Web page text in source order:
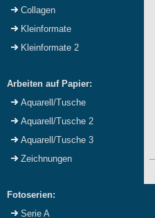
Collagen
Kleinformate
Kleinformate 2
Arbeiten auf Papier:
Aquarell/Tusche
Aquarell/Tusche 2
Aquarell/Tusche 3
Zeichnungen
Fotoserien:
Serie A